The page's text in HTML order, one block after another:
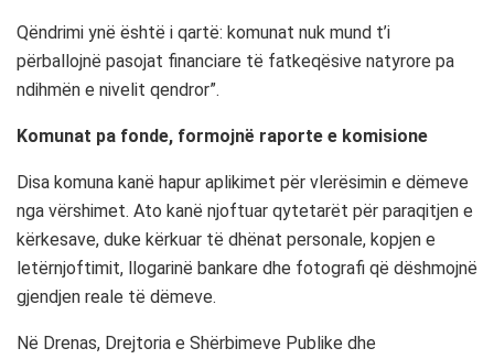
Qëndrimi ynë është i qartë: komunat nuk mund t’i
përballojnë pasojat financiare të fatkeqësive natyrore pa
ndihmën e nivelit qendror”.
Komunat pa fonde, formojnë raporte e komisione
Disa komuna kanë hapur aplikimet për vlerësimin e dëmeve
nga vërshimet. Ato kanë njoftuar qytetarët për paraqitjen e
kërkesave, duke kërkuar të dhënat personale, kopjen e
letërnjoftimit, llogarinë bankare dhe fotografi që dëshmojnë
gjendjen reale të dëmeve.
Në Drenas, Drejtoria e Shërbimeve Publike dhe